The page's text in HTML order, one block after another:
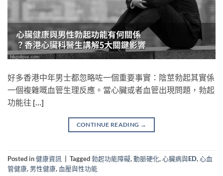
好多香港中年男士都忽略咗一個重要事實：陰莖勃起其實係
一個複雜嘅血管生理反應。當心臟或者血管出現問題，勃起
功能往 […]
CONTINUE READING →
Posted in健康資訊 Tagged勃起功能障礙,動脈硬化,心臟病與ED,心血
管健康, 男性健康, 血壓與性功能